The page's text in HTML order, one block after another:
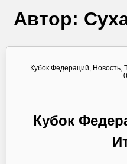
Автор:
Кубок Федераций, Новость,
Кубок